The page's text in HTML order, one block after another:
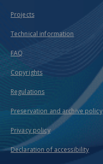
Projects
Technical information
FAQ
Copyrights
Regulations
Preservation and archive policy
Privacy policy
Declaration of accessibility